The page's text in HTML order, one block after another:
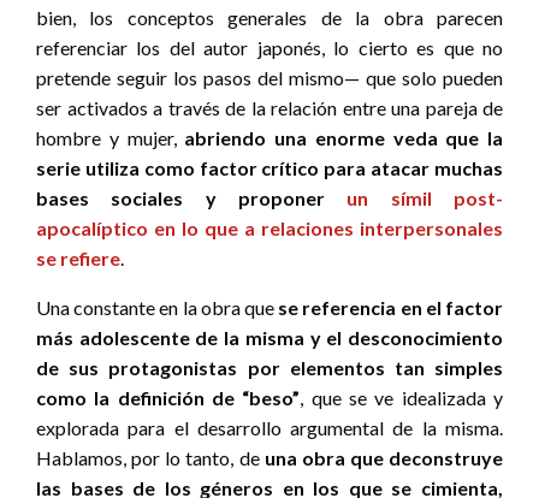
bien, los conceptos generales de la obra parecen
referenciar los del autor japonés, lo cierto es que no
pretende seguir los pasos del mismo— que solo pueden
ser activados a través de la relación entre una pareja de
hombre y mujer, abriendo una enorme veda que la
serie utiliza como factor crítico para atacar muchas
bases sociales y proponer un símil post-
apocalíptico en lo que a relaciones interpersonales
se refiere
Una constante en la obra que se referencia en el factor
más adolescente de la misma y el desconocimiento
de sus protagonistas por elementos tan simples
como la definición de “beso” , que se ve idealizada y
explorada para el desarrollo argumental de la misma.
Hablamos, por lo tanto, de una obra que deconstruye
las bases de los géneros en los que se cimienta,